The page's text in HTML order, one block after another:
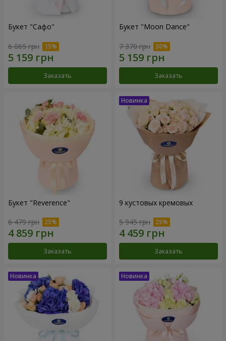
Букет "Сафо"
6 069 грн
Заказать
Букет "Moon Dance"
7 370 грн
Заказать
Букет "Reverence"
6 479 грн
Заказать
9 кустовых кремовых
5 945 грн
Заказать